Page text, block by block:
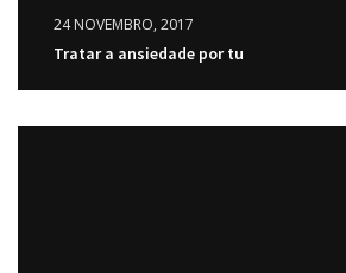
24 NOVEMBRO, 2017
Tratar a ansiedade por tu